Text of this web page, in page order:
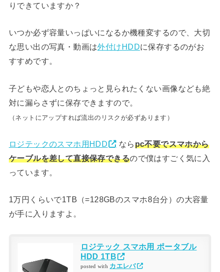
りできていますか？
いつか必ず容量いっぱいになるか機種変するので、大切
な思い出の写真・動画は外付けHDDに保存するのがお
すすめです。
子どもや恋人とのちょっと見られたくない画像なども絶
対に漏らさずに保存できますので。
（ネットにアップすれば流出のリスクが必ずあります）
ロジテックのスマホ用HDD ならpc不要でスマホから
ケーブルを差して直接保存できるので僕はすごく気に入
っています。
1万円くらいで1TB（=128GBのスマホ8台分）の大容量
が手に入りますよ。
ロジテック スマホ用 ポータブル
HDD 1TB
posted with カエレバ